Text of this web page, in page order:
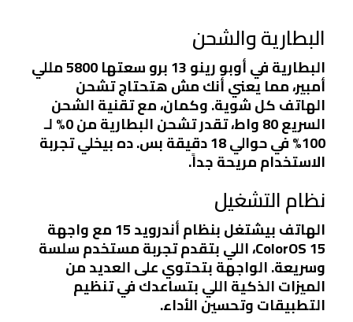
البطارية والشحن
البطارية في أوبو رينو 13 برو سعتها 5800 مللي
أمبير، مما يعني أنك مش هتحتاج تشحن
الهاتف كل شوية. وكمان، مع تقنية الشحن
السريع 80 واط، تقدر تشحن البطارية من 0% لـ
100% في حوالي 18 دقيقة بس. ده بيخلي تجربة
الاستخدام مريحة جداً.
نظام التشغيل
الهاتف بيشتغل بنظام أندرويد 15 مع واجهة
ColorOS 15، اللي بتقدم تجربة مستخدم سلسة
وسريعة. الواجهة بتحتوي على العديد من
الميزات الذكية اللي بتساعدك في تنظيم
التطبيقات وتحسين الأداء.